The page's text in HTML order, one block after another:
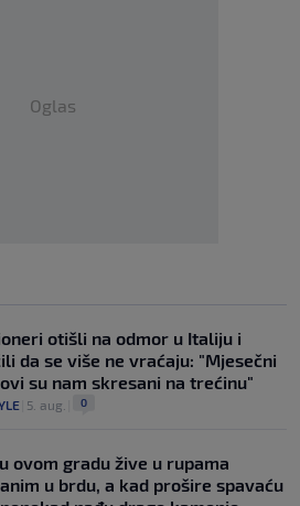
Oglas
otišli na odmor u Italiju i
da se više ne vraćaju: "Mjesečni
su nam skresani na trećinu"
5. aug. 0
ovom gradu žive u rupama
u brdu, a kad prošire spavaću